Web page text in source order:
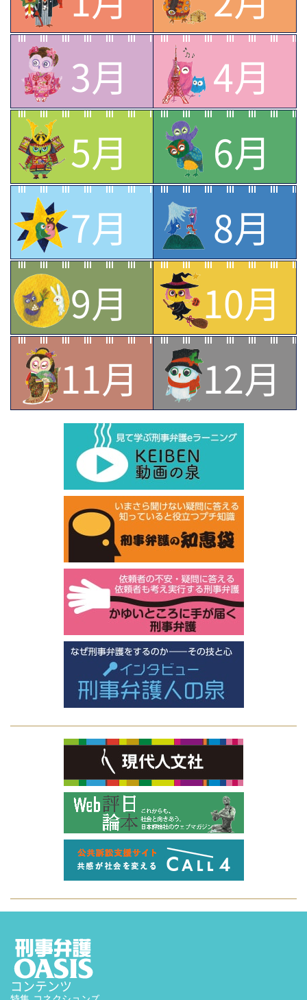
3月
4月
5月
6月
7月
8月
9月
10月
11月
12月
コンテンツ